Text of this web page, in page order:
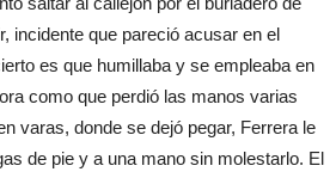
incidente que pareció acusar en el
es que humillaba y se empleaba en
como que perdió las manos varias
varas, donde se dejó pegar, Ferrera le
de pie y a una mano sin molestarlo. El